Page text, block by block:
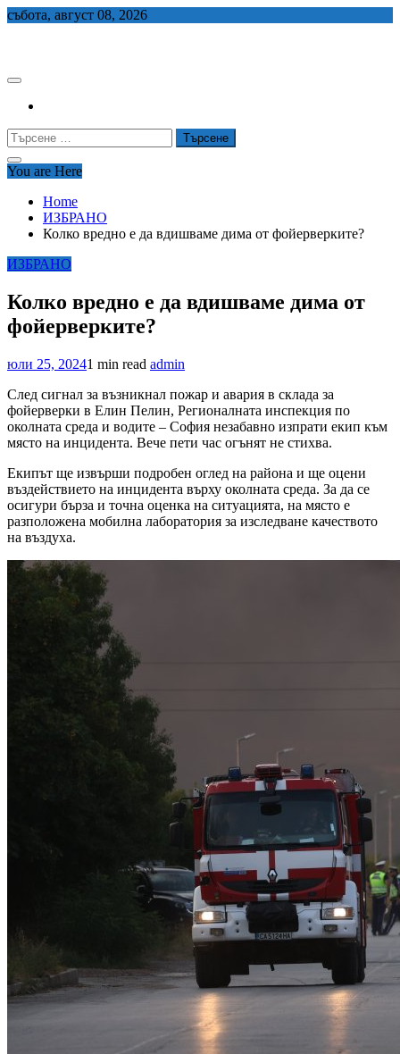
Skip
събота, август 08, 2026
Търсене
за:
You are Here
Home
ИЗБРАНО
Колко вредно е да вдишваме дима от фойерверките?
ИЗБРАНО
Колко вредно е да вдишваме дима от
фойерверките?
юли 25, 20241 min read admin
След сигнал за възникнал пожар и авария в склада за
фойерверки в Елин Пелин, Регионалната инспекция по
околната среда и водите – София незабавно изпрати екип към
място на инцидента. Вече пети час огънят не стихва.
Екипът ще извърши подробен оглед на района и ще оцени
въздействието на инцидента върху околната среда. За да се
осигури бърза и точна оценка на ситуацията, на място е
разположена мобилна лаборатория за изследване качеството
на въздуха.